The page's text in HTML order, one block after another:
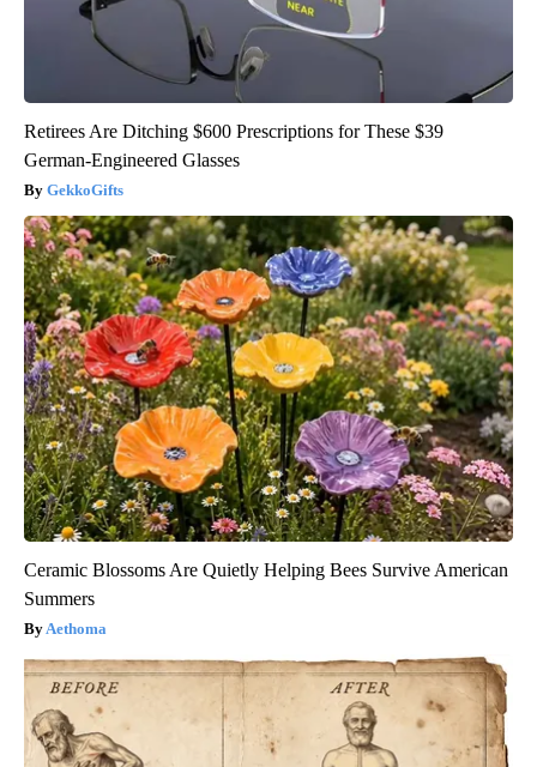
Retirees Are Ditching $600 Prescriptions for These $39
German-Engineered Glasses
GekkoGifts
Ceramic Blossoms Are Quietly Helping Bees Survive American
Summers
Aethoma